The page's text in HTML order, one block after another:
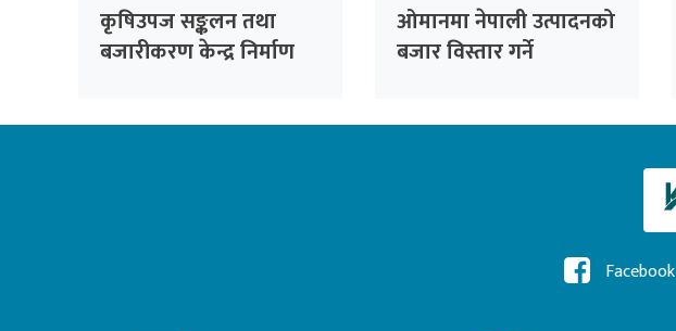
कृषिउपज सङ्कलन तथा
बजारीकरण केन्द्र निर्माण
ओमानमा नेपाली उत्पादनको
बजार विस्तार गर्ने
Facebook